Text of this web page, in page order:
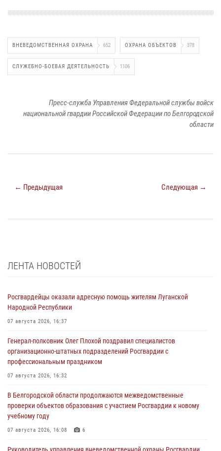
ВНЕВЕДОМСТВЕННАЯ ОХРАНА 652 ОХРАНА ОБЪЕКТОВ 378
СЛУЖЕБНО-БОЕВАЯ ДЕЯТЕЛЬНОСТЬ 1106
Пресс-служба Управления Федеральной службы войск
национальной гвардии Российской Федерации по Белгородской
области
← Предыдущая Следующая →
ЛЕНТА НОВОСТЕЙ
Росгвардейцы оказали адресную помощь жителям Луганской
Народной Республики
07 августа 2026, 16:37
Генерал-полковник Олег Плохой поздравил специалистов
организационно-штатных подразделений Росгвардии с
профессиональным праздником
07 августа 2026, 16:32
В Белгородской области продолжаются межведомственные
проверки объектов образования с участием Росгвардии к новому
учебному году
07 августа 2026, 16:08 6